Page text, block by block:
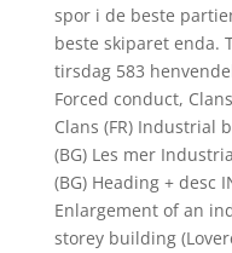
spor i de beste
beste skiparet enda.
tirsdag 583
Forced conduct,
Clans (FR) Industrial
(BG) Les mer
(BG) Heading + desc
Enlargement of an
storey building